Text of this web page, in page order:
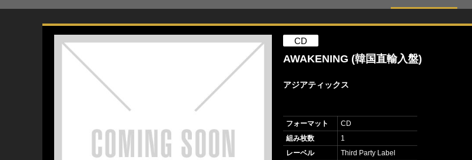
CD
AWAKENING (韓国直輸入盤)
アジアティックス
フォーマット
CD
組み枚数
1
レーベル
Third Party Label